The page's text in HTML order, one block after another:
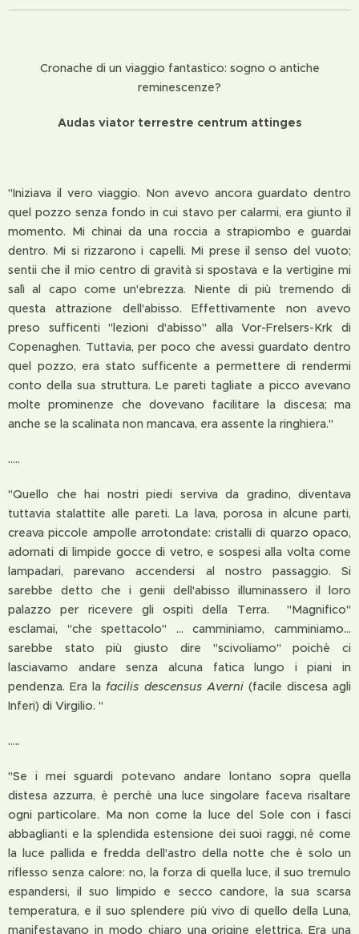
Cronache di un viaggio fantastico: sogno o antiche
reminescenze?
Audas viator terrestre centrum attinges
"Iniziava il vero viaggio. Non avevo ancora guardato dentro
quel pozzo senza fondo in cui stavo per calarmi, era giunto il
momento. Mi chinai da una roccia a strapiombo e guardai
dentro. Mi si rizzarono i capelli. Mi prese il senso del vuoto;
sentii che il mio centro di gravità si spostava e la vertigine mi
salì al capo come un'ebrezza. Niente di più tremendo di
questa attrazione dell'abisso. Effettivamente non avevo
preso sufficenti "lezioni d'abisso" alla Vor-Frelsers-Krk di
Copenaghen. Tuttavia, per poco che avessi guardato dentro
quel pozzo, era stato sufficente a permettere di rendermi
conto della sua struttura. Le pareti tagliate a picco avevano
molte prominenze che dovevano facilitare la discesa; ma
anche se la scalinata non mancava, era assente la ringhiera."
.....
"Quello che hai nostri piedi serviva da gradino, diventava
tuttavia stalattite alle pareti. La lava, porosa in alcune parti,
creava piccole ampolle arrotondate: cristalli di quarzo opaco,
adornati di limpide gocce di vetro, e sospesi alla volta come
lampadari, parevano accendersi al nostro passaggio. Si
sarebbe detto che i genii dell'abisso illuminassero il loro
palazzo per ricevere gli ospiti della Terra. "Magnifico"
esclamai, "che spettacolo" ... camminiamo, camminiamo...
sarebbe stato più giusto dire "scivoliamo" poichè ci
lasciavamo andare senza alcuna fatica lungo i piani in
pendenza. Era la facilis descensus Averni(facile discesa agli
Inferi) di Virgilio. "
.....
"Se i mei sguardi potevano andare lontano sopra quella
distesa azzurra, è perchè una luce singolare faceva risaltare
ogni particolare. Ma non come la luce del Sole con i fasci
abbaglianti e la splendida estensione dei suoi raggi, né come
la luce pallida e fredda dell'astro della notte che è solo un
riflesso senza calore: no, la forza di quella luce, il suo tremulo
espandersi, il suo limpido e secco candore, la sua scarsa
temperatura, e il suo splendere più vivo di quello della Luna,
manifestavano in modo chiaro una origine elettrica. Era una